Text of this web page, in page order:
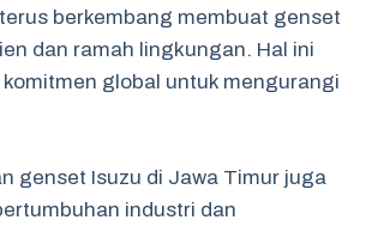
berkembang membuat genset
dan ramah lingkungan. Hal ini
global untuk mengurangi
genset Isuzu di Jawa Timur juga
industri dan